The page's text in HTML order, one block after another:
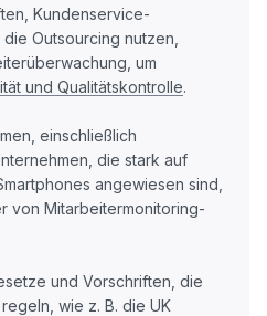
Kundenservice-
Outsourcing nutzen,
um
und Qualitätskontrolle.
einschließlich
die stark auf
angewiesen sind,
von Mitarbeitermonitoring-
und Vorschriften, die
wie z. B. die UK